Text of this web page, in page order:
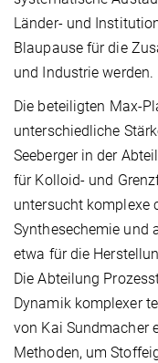
Länder- und
Blaupause für die
und Industrie werden.
Die beteiligten Max-
unterschiedliche
Seeberger in der
für Kolloid- und
untersucht komplexe
Synthesechemie und
etwa für die
Die Abteilung
Dynamik komplexer
von Kai Sundmacher
Methoden, um